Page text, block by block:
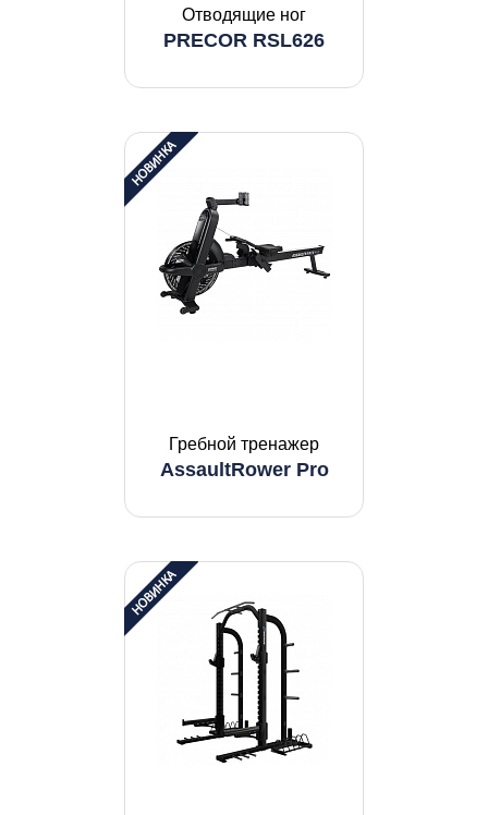
Отводящие ног
PRECOR RSL626
Гребной тренажер
AssaultRower Pro